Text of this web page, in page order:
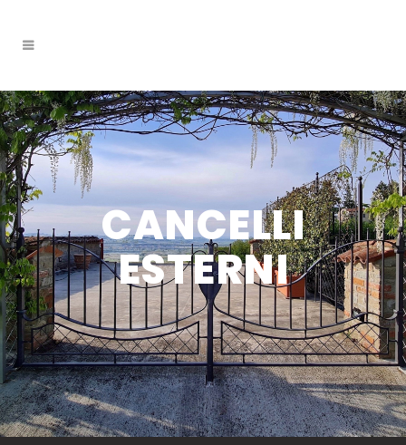
CANCELLI
ESTERNI